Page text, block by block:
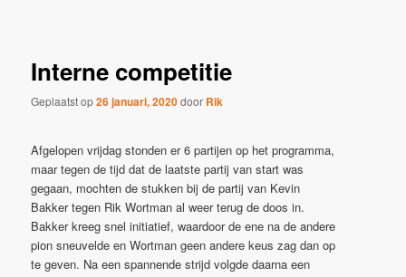
Interne competitie
Geplaatst op26 januari, 2020door Rik
Afgelopen vrijdag stonden er 6 partijen op het programma,
maar tegen de tijd dat de laatste partij van start was
gegaan, mochten de stukken bij de partij van Kevin
Bakker tegen Rik Wortman al weer terug de doos in.
Bakker kreeg snel initiatief, waardoor de ene na de andere
pion sneuvelde en Wortman geen andere keus zag dan op
te geven. Na een spannende strijd volgde daarna een